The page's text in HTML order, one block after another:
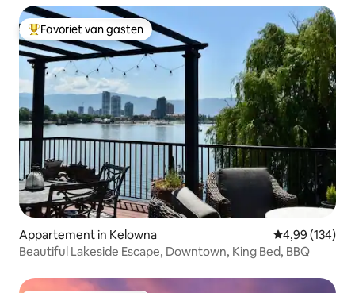
Topfavoriet van gasten
Favoriet van gasten
Appartement in Kelowna Gemiddelde
4,99 (134)
Beautiful Lakeside Escape, Downtown, King Bed, BBQ